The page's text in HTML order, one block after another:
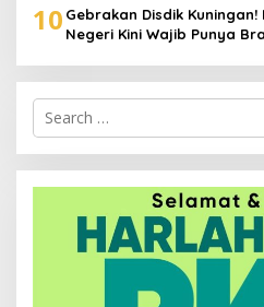
10 Gebrakan Disdik
Negeri Kini Wajib Punya
Search
for: